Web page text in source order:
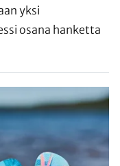
yksi
osana hanketta